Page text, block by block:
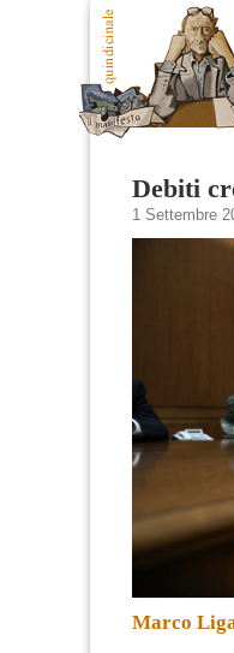
Debiti
1 Settembre
Marco